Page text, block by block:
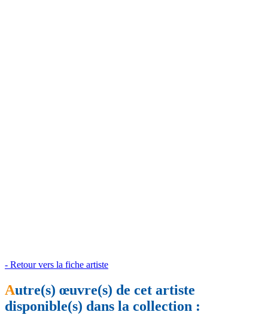
- Retour vers la fiche artiste
Autre(s) œuvre(s) de cet artiste
disponible(s) dans la collection :